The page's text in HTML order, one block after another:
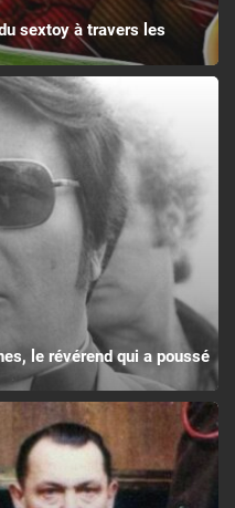
sextoy à travers les
le révérend qui a poussé